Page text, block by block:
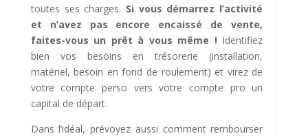
toutes ses charges. Si vous démarrez l’activité
et n’avez pas encore encaissé de vente,
faites-vous un prêt à vous même ! Identifiez
bien vos besoins en trésorerie (installation,
matériel, besoin en fond de roulement) et virez de
votre compte perso vers votre compte pro un
capital de départ.
Dans l’idéal, prévoyez aussi comment rembourser